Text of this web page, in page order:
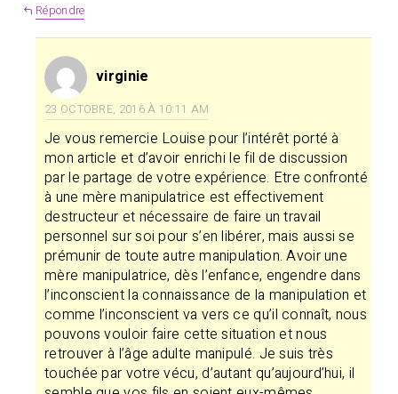
Répondre
virginie
23 OCTOBRE, 2016 À 10:11 AM
Je vous remercie Louise pour l’intérêt porté à
mon article et d’avoir enrichi le fil de discussion
par le partage de votre expérience. Etre confronté
à une mère manipulatrice est effectivement
destructeur et nécessaire de faire un travail
personnel sur soi pour s’en libérer, mais aussi se
prémunir de toute autre manipulation. Avoir une
mère manipulatrice, dès l’enfance, engendre dans
l’inconscient la connaissance de la manipulation et
comme l’inconscient va vers ce qu’il connaît, nous
pouvons vouloir faire cette situation et nous
retrouver à l’âge adulte manipulé. Je suis très
touchée par votre vécu, d’autant qu’aujourd’hui, il